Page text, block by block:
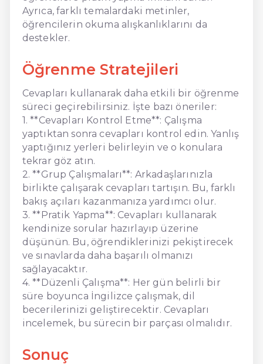
Ayrıca, farklı temalardaki metinler,
öğrencilerin okuma alışkanlıklarını da
destekler.
Öğrenme Stratejileri
Cevapları kullanarak daha etkili bir öğrenme
süreci geçirebilirsiniz. İşte bazı öneriler:
1. **Cevapları Kontrol Etme**: Çalışma
yaptıktan sonra cevapları kontrol edin. Yanlış
yaptığınız yerleri belirleyin ve o konulara
tekrar göz atın.
2. **Grup Çalışmaları**: Arkadaşlarınızla
birlikte çalışarak cevapları tartışın. Bu, farklı
bakış açıları kazanmanıza yardımcı olur.
3. **Pratik Yapma**: Cevapları kullanarak
kendinize sorular hazırlayıp üzerine
düşünün. Bu, öğrendiklerinizi pekiştirecek
ve sınavlarda daha başarılı olmanızı
sağlayacaktır.
4. **Düzenli Çalışma**: Her gün belirli bir
süre boyunca İngilizce çalışmak, dil
becerilerinizi geliştirecektir. Cevapları
incelemek, bu sürecin bir parçası olmalıdır.
Sonuç